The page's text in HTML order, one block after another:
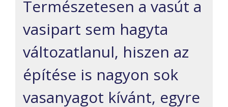
Természetesen a vasút a
vasipart sem hagyta
változatlanul, hiszen az
építése is nagyon sok
vasanyagot kívánt, egyre